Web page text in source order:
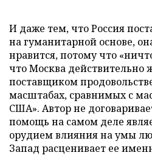
И даже тем, что Россия
на гуманитарной основе,
нравится, потому что
что Москва действительно
поставщиком
масштабах, сравнимых с
США». Автор не
помощь на самом деле
орудием влияния на умы
Запад расценивает ее